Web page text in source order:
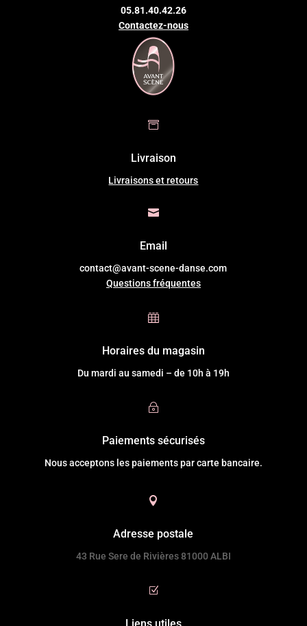
05.81.40.42.26
Contactez-nous

Livraison
Livraisons et retours

Email
contact@avant-scene-danse.com
Questions fréquentes

Horaires du magasin
Du mardi au samedi – de 10h à 19h
~
Paiements sécurisés
Nous acceptons les paiements par carte bancaire.

Adresse postale
43 Rue Sere de Rivières 81000 ALBI
Z